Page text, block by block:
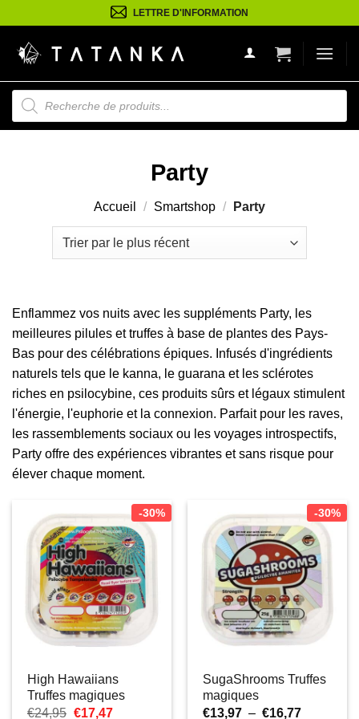
au
contenu
LETTRE D'INFORMATION
Recherche
de
produits
Party
Accueil / Smartshop / Party
Enflammez vos nuits avec les suppléments Party, les
meilleures pilules et truffes à base de plantes des Pays-
Bas pour des célébrations épiques. Infusés d'ingrédients
naturels tels que le kanna, le guarana et les sclérotes
riches en psilocybine, ces produits sûrs et légaux stimulent
l'énergie, l'euphorie et la connexion. Parfait pour les raves,
les rassemblements sociaux ou les voyages introspectifs,
Party offre des expériences vibrantes et sans risque pour
élever chaque moment.
-30%
High Hawaiians
Truffes magiques
€24,95 Le
€17,47Le
-30%
SugaShrooms Truffes
magiques
€13,97 – €16,77Plage